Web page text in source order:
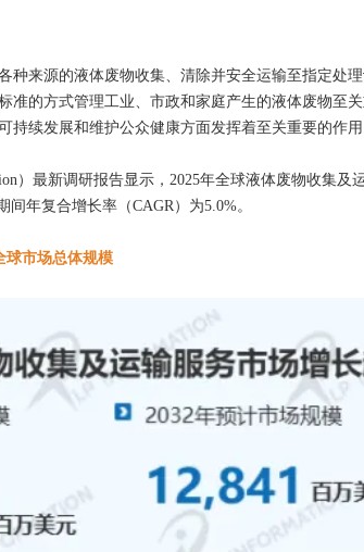
种来源的液体废物收集、清除并安全运输至指定处
准的方式管理工业、市政和家庭产生的液体废物至
持续发展和维护公众健康方面发挥着至关重要的作用
）最新调研报告显示，2025年全球液体废物收集及
间年复合增长率（CAGR）为5.0%。
球市场总体规模